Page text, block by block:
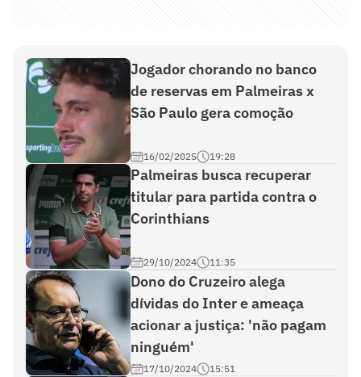
Jogador chorando no banco
de reservas em Palmeiras x
São Paulo gera comoção
16/02/2025 19:28
Palmeiras busca recuperar
titular para partida contra o
Corinthians
29/10/2024 11:35
Dono do Cruzeiro alega
dívidas do Inter e ameaça
acionar a justiça: 'não pagam
ninguém'
17/10/2024 15:51